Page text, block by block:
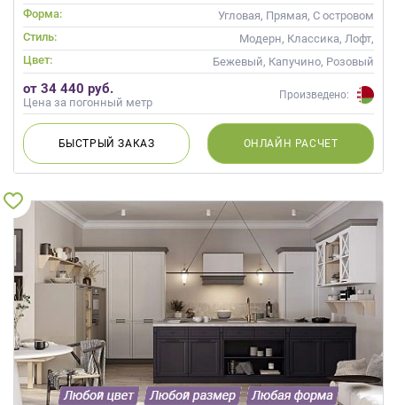
Форма:
Угловая, Прямая, С островом
Стиль:
Модерн, Классика, Лофт,
Скандинавский, Неоклассика,
Современные
Цвет: Бежевый, Капучино, Розовый
от 34 440 руб.
Цена за погонный метр
Произведено:
БЫСТРЫЙЗАКАЗ ОНЛАЙН РАСЧЕТ